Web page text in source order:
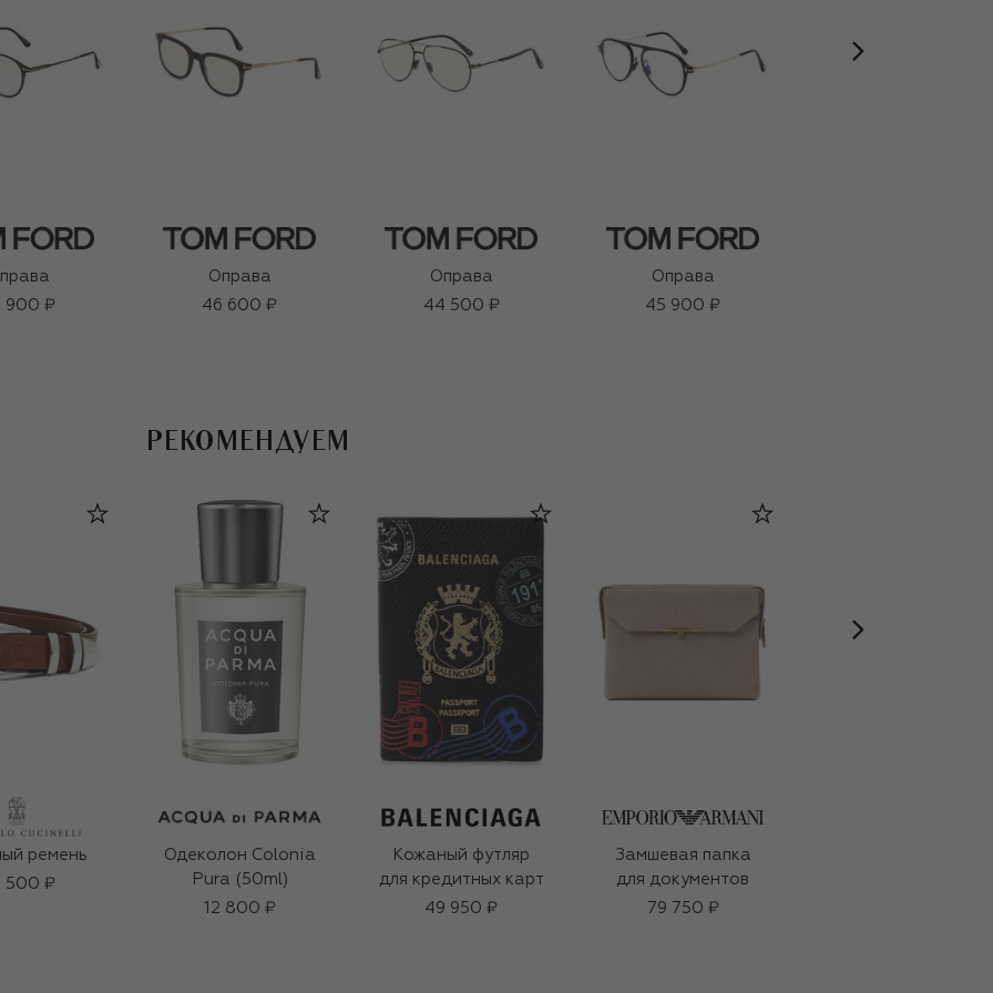
900 ₽
Оправа
46 600 ₽
Оправа
44 500 ₽
Оправа
45 900 ₽
РЕКОМЕНДУЕМ
ремень
500 ₽
Одеколон Colonia
Pura (50ml)
12 800 ₽
Кожаный футляр
для кредитных карт
49 950 ₽
Замшевая папка
для документов
79 750 ₽